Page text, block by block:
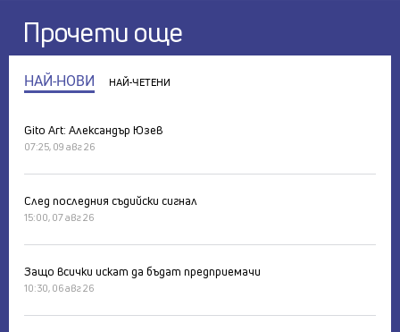
Прочети още
НАЙ-НОВИ НАЙ-ЧЕТЕНИ
Gito Art: Александър Юзев
07:25, 09 авг 26
След последния съдийски сигнал
15:00, 07 авг 26
Защо всички искат да бъдат предприемачи
10:30, 06 авг 26